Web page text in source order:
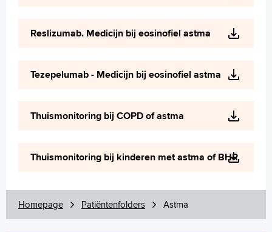
Reslizumab. Medicijn bij eosinofiel astma
Tezepelumab - Medicijn bij eosinofiel astma
Thuismonitoring bij COPD of astma
Thuismonitoring bij kinderen met astma of BHR
Homepage Patiëntenfolders Astma